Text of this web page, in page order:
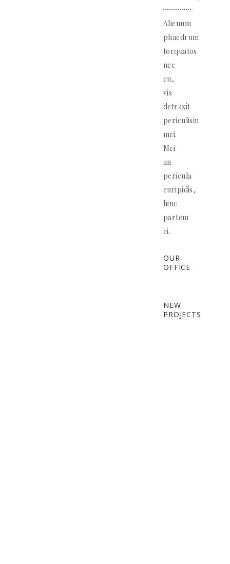
Alienum
phaedrum
torquatos
nec
eu,
vis
detraxit
periculisin
mei.
Mei
an
pericula
euripidis,
hinc
partem
ei.
OUR
OFFICE
NEW
PROJECTS